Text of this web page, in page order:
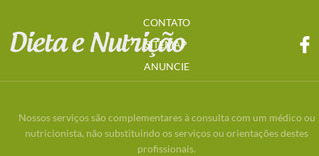
CONTATO
SITEMAP
ANUNCIE
Nossos serviços são complementares à consulta com um médico ou
nutricionista, não substituindo os serviços ou orientações destes
profissionais.